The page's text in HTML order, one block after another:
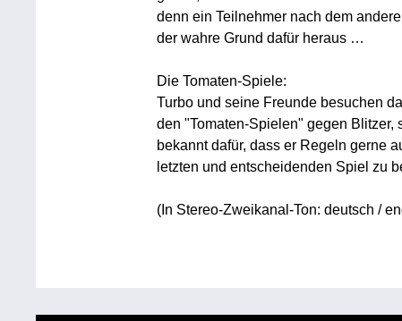
denn ein Teilnehmer nach dem
der wahre Grund dafür heraus …
Die Tomaten-Spiele:
Turbo und seine Freunde besuchen
den "Tomaten-Spielen" gegen Blitzer,
bekannt dafür, dass er Regeln gerne
letzten und entscheidenden Spiel zu
(In Stereo-Zweikanal-Ton: deutsch /